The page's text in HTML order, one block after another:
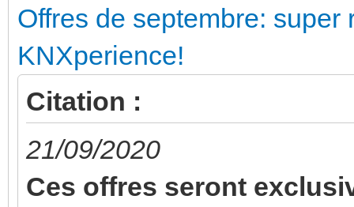
Offres de septembre:
KNXperience!
Citation :
21/09/2020
Ces offres seront